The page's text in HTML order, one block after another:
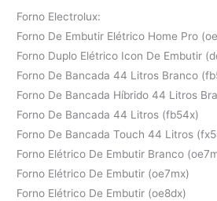
Forno Electrolux:
Forno De Embutir Elétrico Home Pro
Forno Duplo Elétrico Icon De Embutir
Forno De Bancada 44 Litros Branco
Forno De Bancada Híbrido 44 Litros
Forno De Bancada 44 Litros (fb54x)
Forno De Bancada Touch 44 Litros
Forno Elétrico De Embutir Branco
Forno Elétrico De Embutir (oe7mx)
Forno Elétrico De Embutir (oe8dx)